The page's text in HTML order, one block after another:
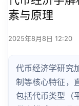
素与原理
2025年8月8日 12:20
代币经济学研究
制等核心特征，
包括代币类型（